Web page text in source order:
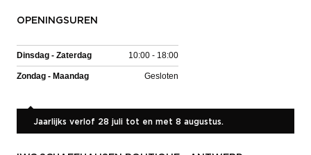
OPENINGSUREN
Dinsdag - Zaterdag 10:00 - 18:00
Zondag - Maandag Gesloten
Jaarlijks verlof 28 juli tot en met 8 augustus.